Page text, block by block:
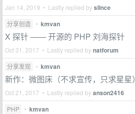
Jan 14, 2019 • Lastly replied byslince
分享创造 • kmvan
X 探针 —— 开源的 PHP 刘海探针
Oct 31, 2017 • Lastly replied bynatforum
分享发现 • kmvan
新作：微图床（不求宣传，只求星星）
Oct 21, 2017 • Lastly replied byanson2416
PHP • kmvan